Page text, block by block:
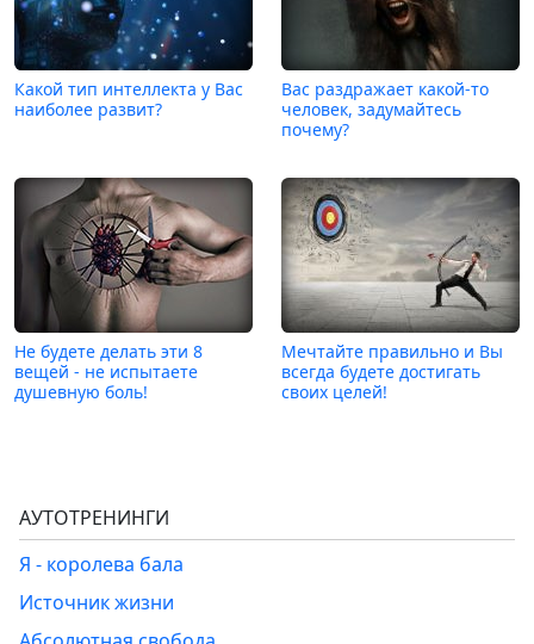
Какой тип интеллекта у Вас
наиболее развит?
Вас раздражает какой-то
человек, задумайтесь
почему?
Не будете делать эти 8
вещей - не испытаете
душевную боль!
Мечтайте правильно и Вы
всегда будете достигать
своих целей!
АУТОТРЕНИНГИ
Я - королева бала
Источник жизни